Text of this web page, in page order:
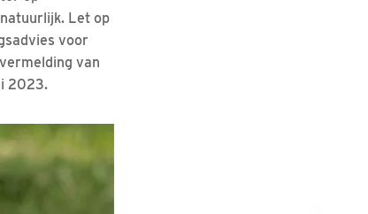
Let op
voor
van
2023.